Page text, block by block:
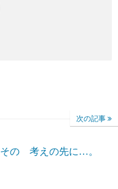
次の記事
その 考えの先に…。